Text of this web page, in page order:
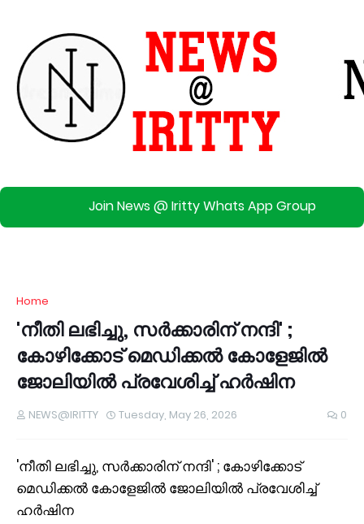
Join News @ Iritty Whats App Group
Home
'നീതി ലഭിച്ചു, സർക്കാരിന് നന്ദി' ;
കോഴിക്കോട് മെഡിക്കൽ കോളേജിൽ
ജോലിയിൽ പ്രവേശിച്ച് ഹർഷിന
NEWS@IRITTY Tuesday, May 26, 2026 0
'നീതി ലഭിച്ചു, സർക്കാരിന് നന്ദി' ; കോഴിക്കോട്
മെഡിക്കൽ കോളേജിൽ ജോലിയിൽ പ്രവേശിച്ച്
ഹർഷിന